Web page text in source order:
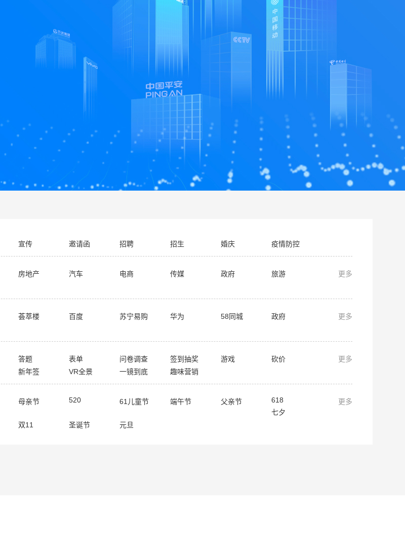
宣传 邀请函 招聘 招生 婚庆 疫情防控
房地产 汽车 电商 传媒 政府
旅游
更多
荟萃楼 百度 苏宁易购 华为 58同城
政府
更多
答题 表单 问卷调查 签到抽奖 游戏
砍价
新年签 VR全景 一镜到底 趣味营销
更多
母亲节 520 61儿童节 端午节 父亲节
618
七夕
双11 圣诞节 元旦
更多